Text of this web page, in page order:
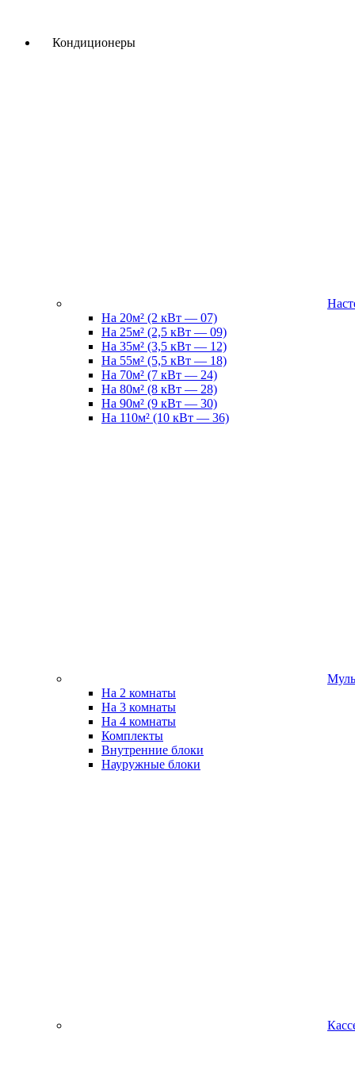
Кондиционеры
На 20м² (2 кВт — 07)
На 25м² (2,5 кВт — 09)
На 35м² (3,5 кВт — 12)
На 55м² (5,5 кВт — 18)
На 70м² (7 кВт — 24)
На 80м² (8 кВт — 28)
На 90м² (9 кВт — 30)
На 110м² (10 кВт — 36)
На 2 комнаты
На 3 комнаты
На 4 комнаты
Комплекты
Внутренние блоки
Науружные блоки